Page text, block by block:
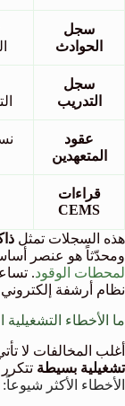
سجل
الحوادث
سجل
التدريب
عقود
المتعهدين
قراءات
CEMS
هذه السجلات تمثل
ومحدّثاً هو عنصر
لمحطات الوقود.
نظام أرشفة
ما الأخطاء
أغلب المخالفات لا
تشغيلية بسيطة تتكرر
الأخطاء الأكثر شيوعاً: